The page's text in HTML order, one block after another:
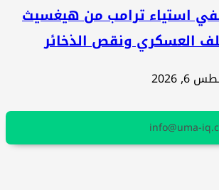
استياء ترامب من هيغسيث
العسكري ونقص الذخائر
2026